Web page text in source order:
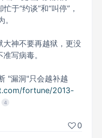
于“约谈”和“叫停”，
大神不要再越狱，更没
写病毒。
"漏洞"只会越补越
fortune/2013-
4
0